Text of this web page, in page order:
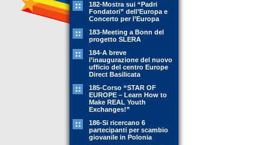
182-Mostra sui “Padri
Fondatori” dell’Europa e
Concerto per l’Europa
183-Meeting a Bonn del
progetto SLERA
184-A breve
l’inaugurazione del nuovo
ufficio del centro Europe
Direct Basilicata
185-Corso “STAR OF
EUROPE – Learn How to
Make REAL Youth
Exchanges!”
186-Si ricercano 6
partecipanti per scambio
giovanile in Polonia